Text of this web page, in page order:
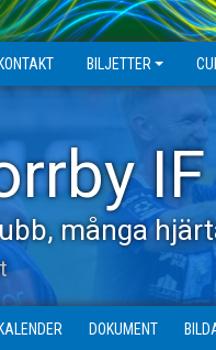
KONTAKT BILJETTER
IF
många
KALENDER DOKUMENT